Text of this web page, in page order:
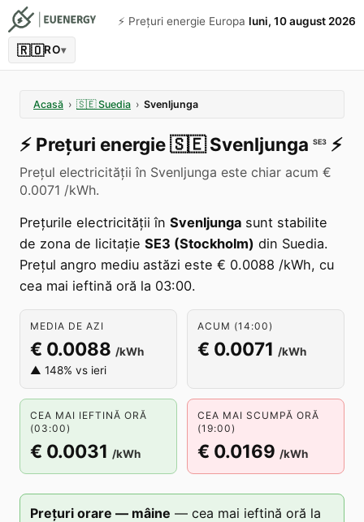
⚡️ Prețuri energie Europa luni, 10 august 2026
🇷🇴RO▾
Acasă › 🇸🇪 Suedia › Svenljunga
⚡️ Prețuri energie🇸🇪 Svenljunga SE3 ⚡️
Prețul electricității în Svenljunga este chiar acum €
0.0071 /kWh.
Prețurile electricității în Svenljunga sunt stabilite
de zona de licitație SE3 (Stockholm) din Suedia.
Prețul angro mediu astăzi este € 0.0088 /kWh, cu
cea mai ieftină oră la 03:00.
MEDIA DE AZI
€ 0.0088 /kWh
▲ 148% vs ieri
ACUM (14:00)
€ 0.0071 /kWh
CEA MAI IEFTINĂ ORĂ
(03:00)
€ 0.0031 /kWh
CEA MAI SCUMPĂ ORĂ
(19:00)
€ 0.0169 /kWh
Prețuri orare — mâine — cea mai ieftină oră la